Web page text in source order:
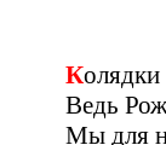
Ведь
Мы для